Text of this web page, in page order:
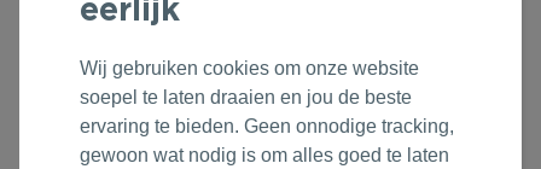
Outdoor & Vrije tijd
Technologie & Gadgets
Home & Living
Groene Lente Dagen
Oranjefeest
Vakantie & Zomer
Rituals
Roll'Eat
Samsonite
eerlijk
Wij gebruiken cookies om onze website
soepel te laten draaien en jou de beste
ervaring te bieden. Geen onnodige tracking,
gewoon wat nodig is om alles goed te laten